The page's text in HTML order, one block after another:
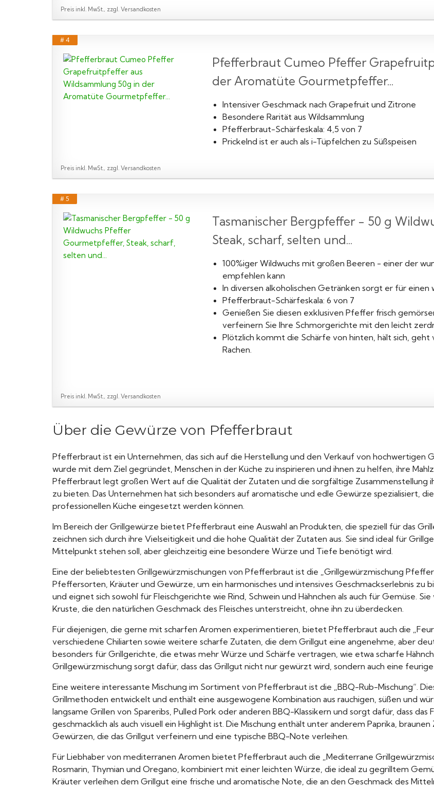
Preis inkl. MwSt., zzgl. Versandkosten
# 4
Pfefferbraut Cumeo Pfeffer
der Aromatüte Gourmetpfeffer...
Intensiver Geschmack nach Grapefruit und Zitrone
Besondere Rarität aus Wildsammlung
Pfefferbraut-Schärfeskala: 4,5 von 7
Prickelnd ist er auch als i-Tüpfelchen zu Süßspeisen
Preis inkl. MwSt., zzgl. Versandkosten
# 5
Tasmanischer Bergpfeffer - 50 g
Steak, scharf, selten und...
100%iger Wildwuchs mit großen Beeren - einer der
empfehlen kann
In diversen alkoholischen Getränken sorgt er für einen
Pfefferbraut-Schärfeskala: 6 von 7
Genießen Sie diesen exklusiven Pfeffer frisch
verfeinern Sie Ihre Schmorgerichte mit den leicht
Plötzlich kommt die Schärfe von hinten, hält sich, geht
Rachen.
Preis inkl. MwSt., zzgl. Versandkosten
Über die Gewürze von Pfefferbraut
Pfefferbraut ist ein Unternehmen, das sich auf die Herstellung und den Verkauf von hochwertigen
wurde mit dem Ziel gegründet, Menschen in der Küche zu inspirieren und ihnen zu helfen, ihre
Pfefferbraut legt großen Wert auf die Qualität der Zutaten und die sorgfältige Zusammenstellung
zu bieten. Das Unternehmen hat sich besonders auf aromatische und edle Gewürze spezialisiert,
professionellen Küche eingesetzt werden können.
Im Bereich der Grillgewürze bietet Pfefferbraut eine Auswahl an Produkten, die speziell für das
zeichnen sich durch ihre Vielseitigkeit und die hohe Qualität der Zutaten aus. Sie sind ideal für
Mittelpunkt stehen soll, aber gleichzeitig eine besondere Würze und Tiefe benötigt wird.
Eine der beliebtesten Grillgewürzmischungen von Pfefferbraut ist die „Grillgewürzmischung
Pfeffersorten, Kräuter und Gewürze, um ein harmonisches und intensives Geschmackserlebnis zu
und eignet sich sowohl für Fleischgerichte wie Rind, Schwein und Hähnchen als auch für Gemüse.
Kruste, die den natürlichen Geschmack des Fleisches unterstreicht, ohne ihn zu überdecken.
Für diejenigen, die gerne mit scharfen Aromen experimentieren, bietet Pfefferbraut auch die
verschiedene Chiliarten sowie weitere scharfe Zutaten, die dem Grillgut eine angenehme, aber
besonders für Grillgerichte, die etwas mehr Würze und Schärfe vertragen, wie etwa scharfe
Grillgewürzmischung sorgt dafür, dass das Grillgut nicht nur gewürzt wird, sondern auch eine
Eine weitere interessante Mischung im Sortiment von Pfefferbraut ist die „BBQ-Rub-Mischung“.
Grillmethoden entwickelt und enthält eine ausgewogene Kombination aus rauchigen, süßen und
langsame Grillen von Spareribs, Pulled Pork oder anderen BBQ-Klassikern und sorgt dafür, dass
geschmacklich als auch visuell ein Highlight ist. Die Mischung enthält unter anderem Paprika,
Gewürzen, die das Grillgut verfeinern und eine typische BBQ-Note verleihen.
Für Liebhaber von mediterranen Aromen bietet Pfefferbraut auch die „Mediterrane
Rosmarin, Thymian und Oregano, kombiniert mit einer leichten Würze, die ideal zu gegrilltem
Kräuter verleihen dem Grillgut eine frische und aromatische Note, die an den Geschmack des